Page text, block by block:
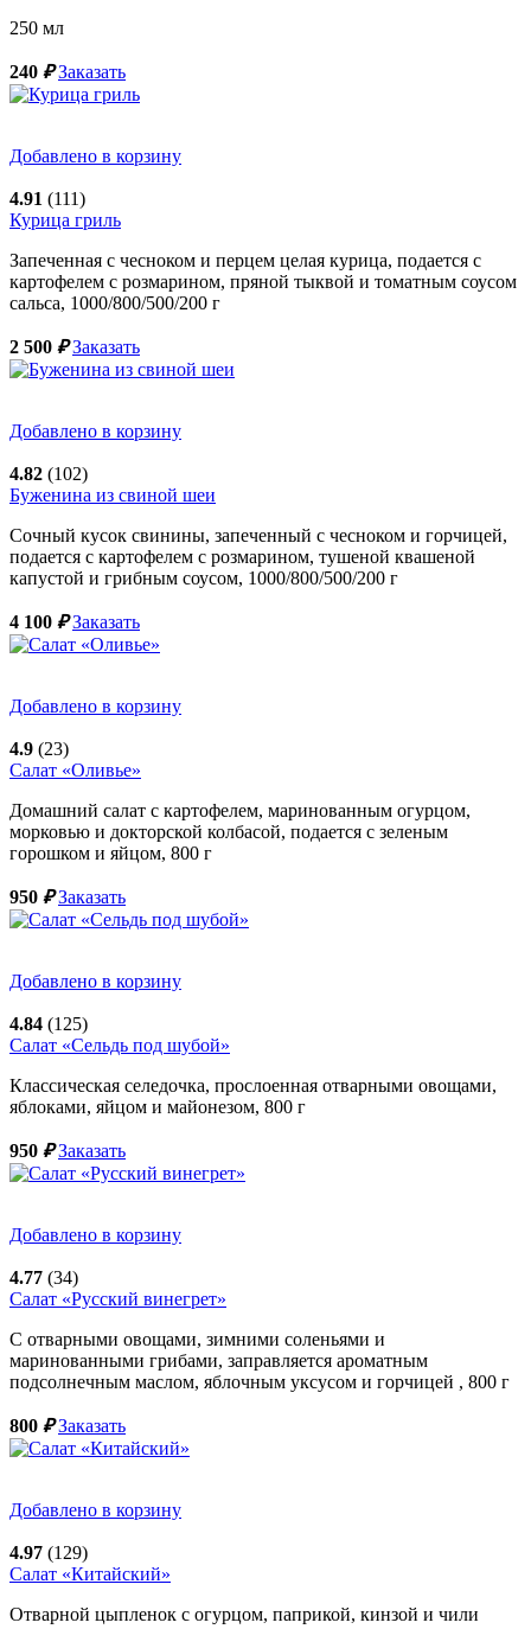
250 мл
240 ₽ Заказать
Добавлено в корзину
4.91 (111)
Курица гриль
Запеченная с чесноком и перцем целая курица, подается с
картофелем с розмарином, пряной тыквой и томатным соусом
сальса, 1000/800/500/200 г
2 500 ₽ Заказать
Добавлено в корзину
4.82 (102)
Буженина из свиной шеи
Сочный кусок свинины, запеченный с чесноком и горчицей,
подается с картофелем с розмарином, тушеной квашеной
капустой и грибным соусом, 1000/800/500/200 г
4 100 ₽ Заказать
Добавлено в корзину
4.9 (23)
Салат «Оливье»
Домашний салат с картофелем, маринованным огурцом,
морковью и докторской колбасой, подается с зеленым
горошком и яйцом, 800 г
950 ₽ Заказать
Добавлено в корзину
4.84 (125)
Салат «Сельдь под шубой»
Классическая селедочка, прослоенная отварными овощами,
яблоками, яйцом и майонезом, 800 г
950 ₽ Заказать
Добавлено в корзину
4.77 (34)
Салат «Русский винегрет»
С отварными овощами, зимними соленьями и
маринованными грибами, заправляется ароматным
подсолнечным маслом, яблочным уксусом и горчицей , 800 г
800 ₽ Заказать
Добавлено в корзину
4.97 (129)
Салат «Китайский»
Отварной цыпленок с огурцом, паприкой, кинзой и чили